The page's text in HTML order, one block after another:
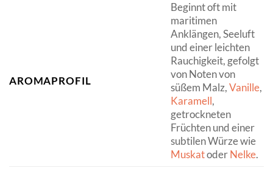
AROMAPROFIL
Beginnt oft mit
maritimen
Anklängen, Seeluft
und einer leichten
Rauchigkeit, gefolgt
von Noten von
süßem Malz,Vanille,
Karamell,
getrockneten
Früchten und einer
subtilen Würze wie
MuskatoderNelke.